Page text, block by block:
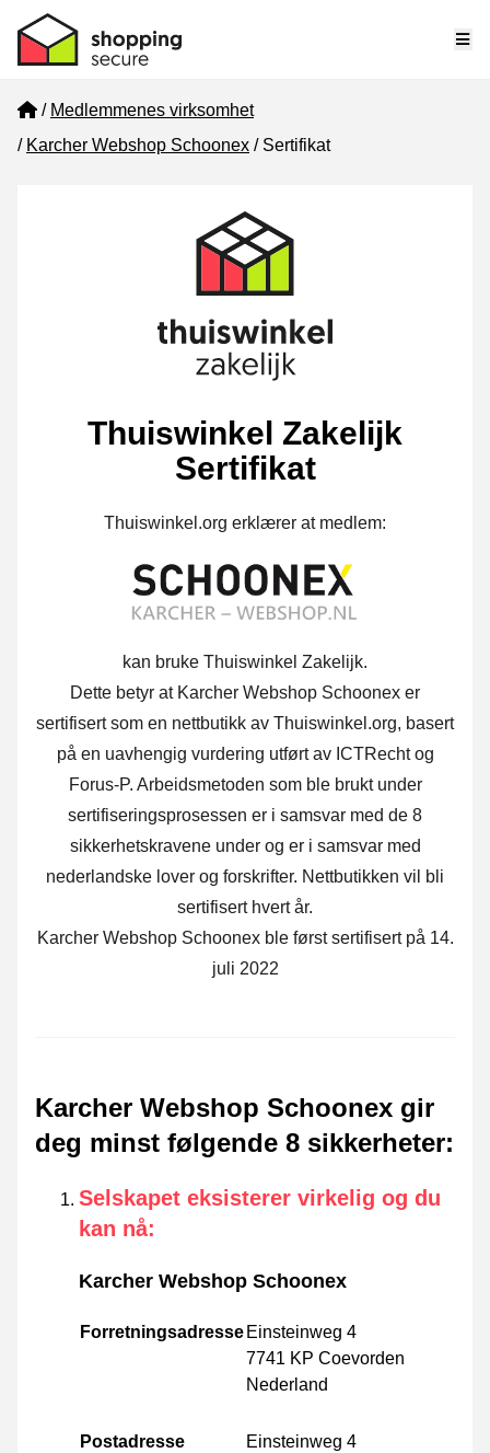
Home
Medlemmenes virksomhet
Karcher Webshop Schoonex
Sertifikat
Thuiswinkel Zakelijk
Sertifikat
Thuiswinkel.org erklærer at medlem:
kan bruke Thuiswinkel Zakelijk.
Dette betyr at Karcher Webshop Schoonex er
sertifisert som en nettbutikk av Thuiswinkel.org, basert
på en uavhengig vurdering utført av ICTRecht og
Forus-P. Arbeidsmetoden som ble brukt under
sertifiseringsprosessen er i samsvar med de 8
sikkerhetskravene under og er i samsvar med
nederlandske lover og forskrifter. Nettbutikken vil bli
sertifisert hvert år.
Karcher Webshop Schoonex ble først sertifisert på 14.
juli 2022
Karcher Webshop Schoonex gir
deg minst følgende 8 sikkerheter:
Selskapet eksisterer virkelig og du
kan nå:
Karcher Webshop Schoonex
Forretningsadresse Einsteinweg 4
7741 KP Coevorden
Nederland
Postadresse
Einsteinweg 4